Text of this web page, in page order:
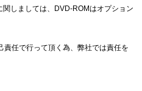
しましては、DVD-ROMはオプション
任で行って頂く為、弊社では責任を